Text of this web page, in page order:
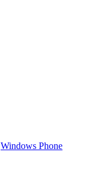
Windows Phone